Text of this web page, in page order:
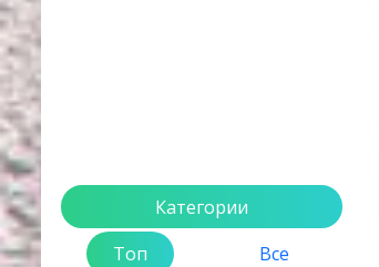
Категории
Топ
Все